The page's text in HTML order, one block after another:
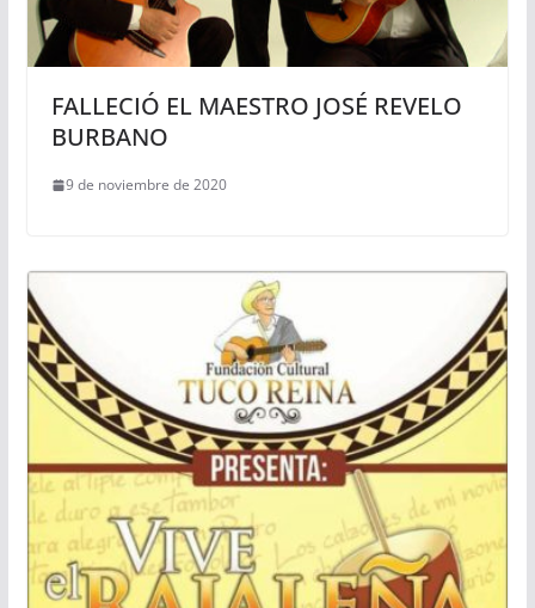
FALLECIÓ EL MAESTRO JOSÉ REVELO
BURBANO
9 de noviembre de 2020